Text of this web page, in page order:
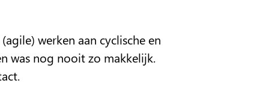
werken aan cyclische en
was nog nooit zo makkelijk.